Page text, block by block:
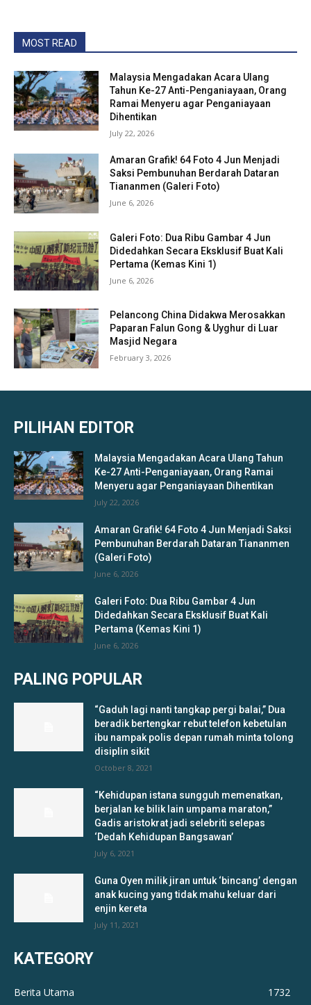
MOST READ
Malaysia Mengadakan Acara Ulang
Tahun Ke-27 Anti-Penganiayaan, Orang
Ramai Menyeru agar Penganiayaan
Dihentikan
July 22, 2026
Amaran Grafik! 64 Foto 4 Jun Menjadi
Saksi Pembunuhan Berdarah Dataran
Tiananmen (Galeri Foto)
June 6, 2026
Galeri Foto: Dua Ribu Gambar 4 Jun
Didedahkan Secara Eksklusif Buat Kali
Pertama (Kemas Kini 1)
June 6, 2026
Pelancong China Didakwa Merosakkan
Paparan Falun Gong & Uyghur di Luar
Masjid Negara
February 3, 2026
PILIHAN EDITOR
Malaysia Mengadakan Acara Ulang Tahun
Ke-27 Anti-Penganiayaan, Orang Ramai
Menyeru agar Penganiayaan Dihentikan
July 22, 2026
Amaran Grafik! 64 Foto 4 Jun Menjadi Saksi
Pembunuhan Berdarah Dataran Tiananmen
(Galeri Foto)
June 6, 2026
Galeri Foto: Dua Ribu Gambar 4 Jun
Didedahkan Secara Eksklusif Buat Kali
Pertama (Kemas Kini 1)
June 6, 2026
PALING POPULAR
“Gaduh lagi nanti tangkap pergi balai,” Dua
beradik bertengkar rebut telefon kebetulan
ibu nampak polis depan rumah minta tolong
disiplin sikit
October 8, 2021
“Kehidupan istana sungguh memenatkan,
berjalan ke bilik lain umpama maraton,”
Gadis aristokrat jadi selebriti selepas
‘Dedah Kehidupan Bangsawan’
July 6, 2021
Guna Oyen milik jiran untuk ‘bincang’ dengan
anak kucing yang tidak mahu keluar dari
enjin kereta
July 11, 2021
KATEGORY
Berita Utama
1732